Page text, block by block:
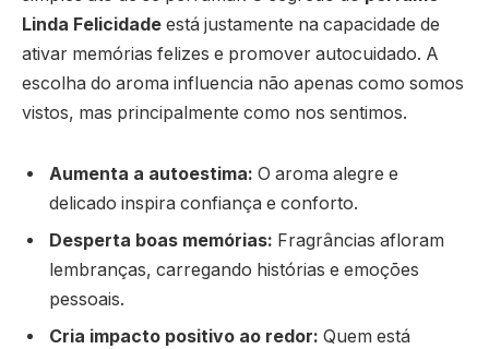
Linda Felicidade está justamente na capacidade de
ativar memórias felizes e promover autocuidado. A
escolha do aroma influencia não apenas como somos
vistos, mas principalmente como nos sentimos.
Aumenta a autoestima: O aroma alegre e
delicado inspira confiança e conforto.
Desperta boas memórias: Fragrâncias afloram
lembranças, carregando histórias e emoções
pessoais.
Cria impacto positivo ao redor: Quem está